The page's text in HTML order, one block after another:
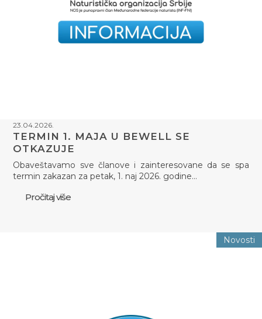
23.04.2026.
TERMIN 1. MAJA U BEWELL SE
OTKAZUJE
Obaveštavamo sve članove i zainteresovane da se spa
termin zakazan za petak, 1. naj 2026. godine…
Pročitaj više
Novosti